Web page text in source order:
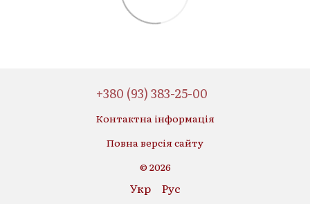
+380 (93) 383-25-00
Контактна інформація
Повна версія сайту
© 2026
Укр Рус